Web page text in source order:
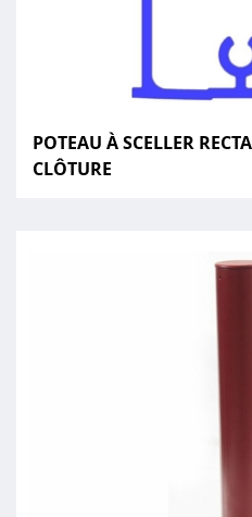
POTEAU À SCELLER
CLÔTURE